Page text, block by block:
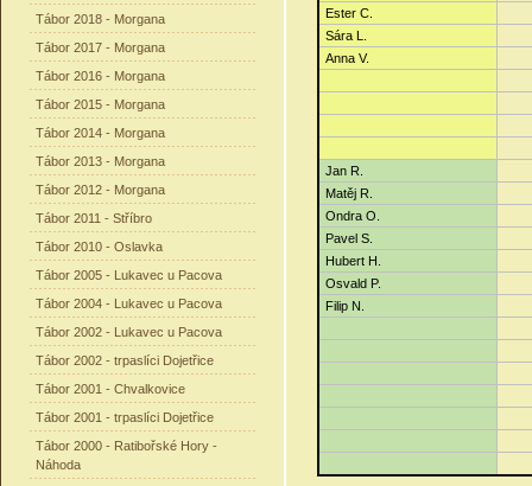
Tábor 2018 - Morgana
Tábor 2017 - Morgana
Tábor 2016 - Morgana
Tábor 2015 - Morgana
Tábor 2014 - Morgana
Tábor 2013 - Morgana
Tábor 2012 - Morgana
Tábor 2011 - Stříbro
Tábor 2010 - Oslavka
Tábor 2005 - Lukavec u Pacova
Tábor 2004 - Lukavec u Pacova
Tábor 2002 - Lukavec u Pacova
Tábor 2002 - trpaslíci Dojetřice
Tábor 2001 - Chvalkovice
Tábor 2001 - trpaslíci Dojetřice
Tábor 2000 - Ratibořské Hory -
Náhoda
Ester C.
Sára L.
Anna V.
Jan R.
Matěj R.
Ondra O.
Pavel S.
Hubert H.
Osvald P.
Filip N.